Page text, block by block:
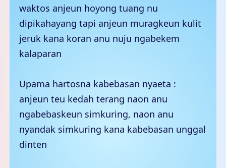
waktos anjeun hoyong tuang nu
dipikahayang tapi anjeun muragkeun kulit
jeruk kana koran anu nuju ngabekem
kalaparan
Upama hartosna kabebasan nyaeta :
anjeun teu kedah terang naon anu
ngabebaskeun simkuring, naon anu
nyandak simkuring kana kabebasan unggal
dinten